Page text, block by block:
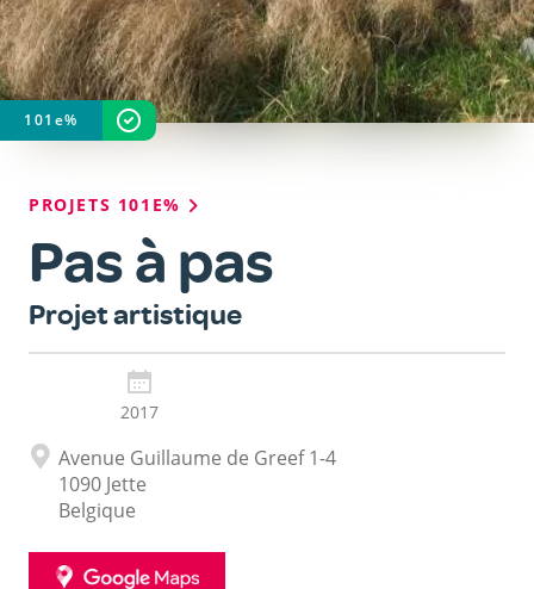
Fil
d'Ariane
PROJETS 101E%
Pas à pas
Sous-
titre
Projet artistique
2017
Adresse
Avenue Guillaume de Greef 1-4
1090 Jette
Belgique
GOOGLE
101 e% STATUT DU PROJET
TERMINÉ